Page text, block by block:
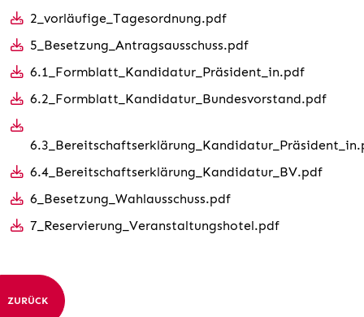
2_vorläufige_Tagesordnung.pdf
5_Besetzung_Antragsausschuss.pdf
6.1_Formblatt_Kandidatur_Präsident_in.pdf
6.2_Formblatt_Kandidatur_Bundesvorstand.pdf
6.4_Bereitschaftserklärung_Kandidatur_BV.pdf
6_Besetzung_Wahlausschuss.pdf
7_Reservierung_Veranstaltungshotel.pdf
ZURÜCK